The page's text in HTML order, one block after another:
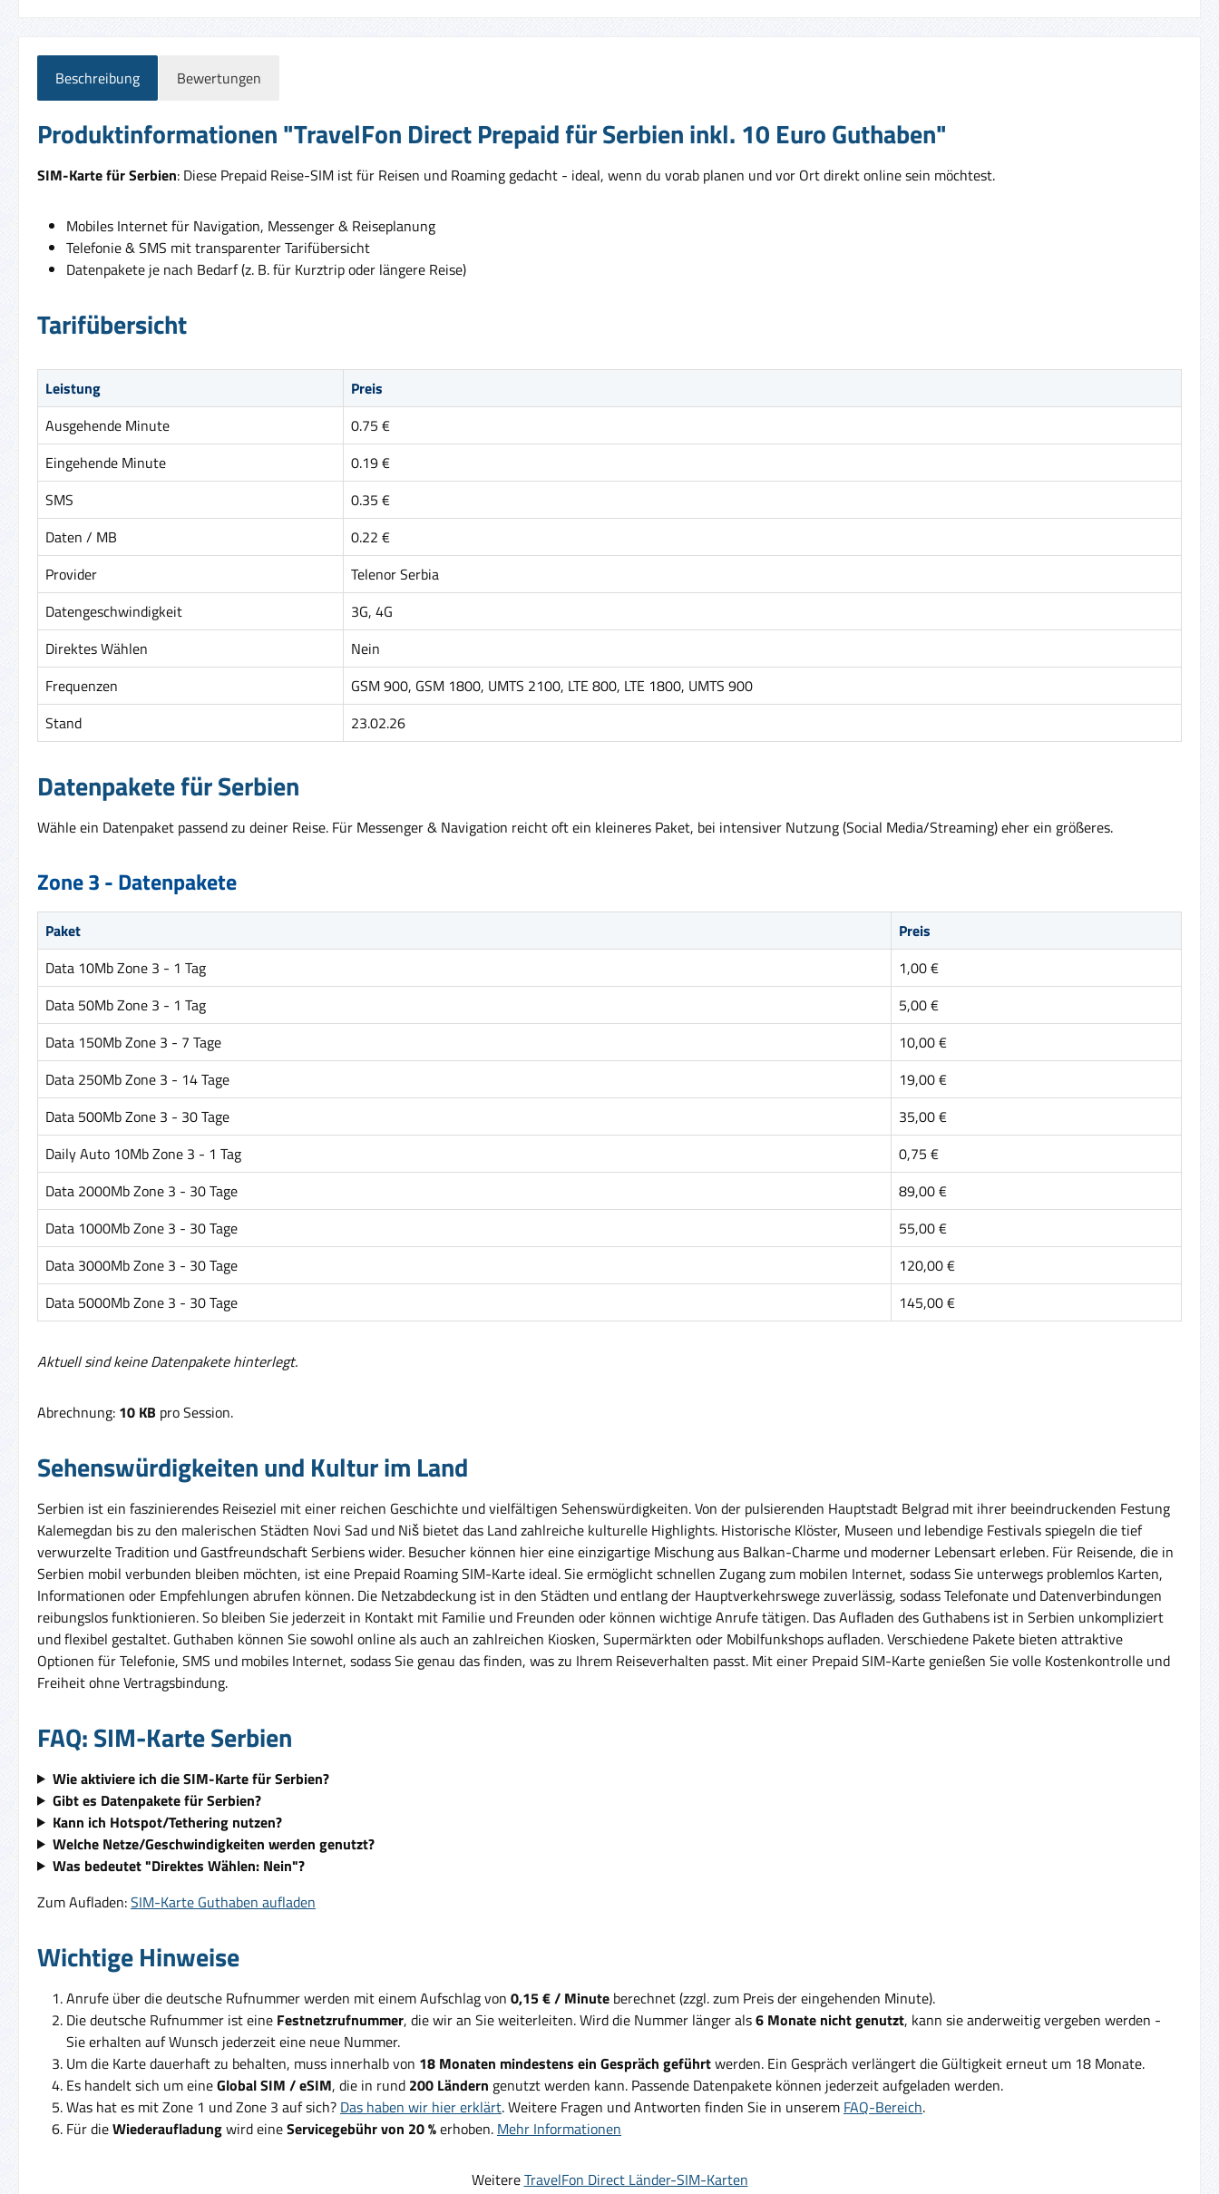
Beschreibung Bewertungen
Produktinformationen "TravelFon Direct Prepaid für Serbien inkl. 10 Euro Guthaben"
SIM-Karte für Serbien: Diese Prepaid Reise-SIM ist für Reisen und Roaming gedacht - ideal, wenn du vorab planen und vor Ort direkt online sein möchtest.
Mobiles Internet für Navigation, Messenger & Reiseplanung
Telefonie & SMS mit transparenter Tarifübersicht
Datenpakete je nach Bedarf (z. B. für Kurztrip oder längere Reise)
Tarifübersicht
Leistung
Preis
Ausgehende Minute
0.75 €
Eingehende Minute
0.19 €
SMS
0.35 €
Daten / MB
0.22 €
Provider
Telenor Serbia
Datengeschwindigkeit
3G, 4G
Direktes Wählen
Nein
Frequenzen
GSM 900, GSM 1800, UMTS 2100, LTE 800, LTE 1800, UMTS 900
Stand
23.02.26
Datenpakete für Serbien
Wähle ein Datenpaket passend zu deiner Reise. Für Messenger & Navigation reicht oft ein kleineres Paket, bei intensiver Nutzung (Social Media/Streaming) eher ein größeres.
Zone 3 - Datenpakete
Paket
Preis
Data 10Mb Zone 3 - 1 Tag
1,00 €
Data 50Mb Zone 3 - 1 Tag
5,00 €
Data 150Mb Zone 3 - 7 Tage
10,00 €
Data 250Mb Zone 3 - 14 Tage
19,00 €
Data 500Mb Zone 3 - 30 Tage
35,00 €
Daily Auto 10Mb Zone 3 - 1 Tag
0,75 €
Data 2000Mb Zone 3 - 30 Tage
89,00 €
Data 1000Mb Zone 3 - 30 Tage
55,00 €
Data 3000Mb Zone 3 - 30 Tage
120,00 €
Data 5000Mb Zone 3 - 30 Tage
145,00 €
Aktuell sind keine Datenpakete hinterlegt.
Abrechnung: 10 KB pro Session.
Sehenswürdigkeiten und Kultur im Land
Serbien ist ein faszinierendes Reiseziel mit einer reichen Geschichte und vielfältigen Sehenswürdigkeiten. Von der pulsierenden Hauptstadt Belgrad mit ihrer beeindruckenden Festung
Kalemegdan bis zu den malerischen Städten Novi Sad und Niš bietet das Land zahlreiche kulturelle Highlights. Historische Klöster, Museen und lebendige Festivals spiegeln die tief
verwurzelte Tradition und Gastfreundschaft Serbiens wider. Besucher können hier eine einzigartige Mischung aus Balkan-Charme und moderner Lebensart erleben. Für Reisende, die in
Serbien mobil verbunden bleiben möchten, ist eine Prepaid Roaming SIM-Karte ideal. Sie ermöglicht schnellen Zugang zum mobilen Internet, sodass Sie unterwegs problemlos Karten,
Informationen oder Empfehlungen abrufen können. Die Netzabdeckung ist in den Städten und entlang der Hauptverkehrswege zuverlässig, sodass Telefonate und Datenverbindungen
reibungslos funktionieren. So bleiben Sie jederzeit in Kontakt mit Familie und Freunden oder können wichtige Anrufe tätigen. Das Aufladen des Guthabens ist in Serbien unkompliziert
und flexibel gestaltet. Guthaben können Sie sowohl online als auch an zahlreichen Kiosken, Supermärkten oder Mobilfunkshops aufladen. Verschiedene Pakete bieten attraktive
Optionen für Telefonie, SMS und mobiles Internet, sodass Sie genau das finden, was zu Ihrem Reiseverhalten passt. Mit einer Prepaid SIM-Karte genießen Sie volle Kostenkontrolle und
Freiheit ohne Vertragsbindung.
FAQ: SIM-Karte Serbien
Wie aktiviere ich die SIM-Karte für Serbien?
Gibt es Datenpakete für Serbien?
Kann ich Hotspot/Tethering nutzen?
Welche Netze/Geschwindigkeiten werden genutzt?
Was bedeutet "Direktes Wählen: Nein"?
Zum Aufladen:SIM-Karte Guthaben aufladen
Wichtige Hinweise
Anrufe über die deutsche Rufnummer werden mit einem Aufschlag von 0,15 € / Minute berechnet (zzgl. zum Preis der eingehenden Minute).
Die deutsche Rufnummer ist eine Festnetzrufnummer, die wir an Sie weiterleiten. Wird die Nummer länger als6 Monate nicht genutzt, kann sie anderweitig vergeben werden -
Sie erhalten auf Wunsch jederzeit eine neue Nummer.
Um die Karte dauerhaft zu behalten, muss innerhalb von 18 Monaten mindestens ein Gespräch geführtwerden. Ein Gespräch verlängert die Gültigkeit erneut um 18 Monate.
Es handelt sich um eineGlobal SIM / eSIM, die in rund 200 Ländern genutzt werden kann. Passende Datenpakete können jederzeit aufgeladen werden.
Was hat es mit Zone 1 und Zone 3 auf sich? Das haben wir hier erklärt. Weitere Fragen und Antworten finden Sie in unserem FAQ-Bereich.
Für dieWiederaufladungwird eineServicegebühr von 20 %erhoben. Mehr Informationen
WeitereTravelFon Direct Länder-SIM-Karten